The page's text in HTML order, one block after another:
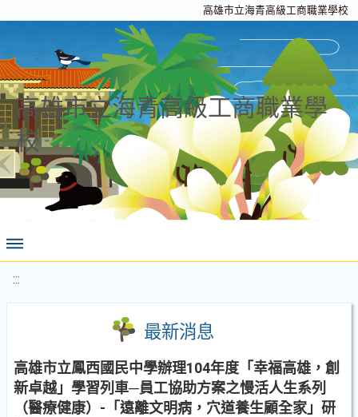
高雄市立海青高級工商職業學校
高雄市立海青高級工商職業學
校
:::
最新消息
高雄市立鳳西國民中學辦理104年度「幸福高雄，創
新卓越」學習列車─員工協助方案之慢活人生系列
（醫療健康）-「遠離文明病，穴道養生顧全家」研